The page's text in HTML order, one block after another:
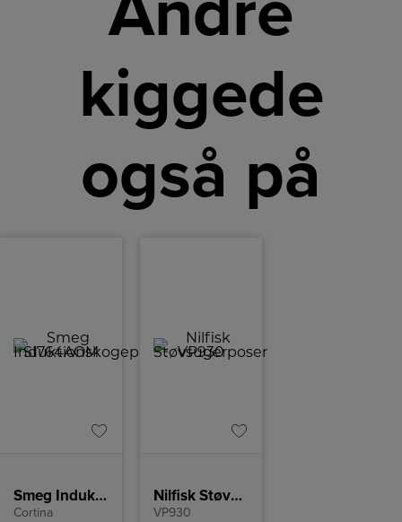
kiggede
også på
Smeg Induktionskogeplade SI764AOM
Cortina
Nilfisk Støvsugerposer
VP930